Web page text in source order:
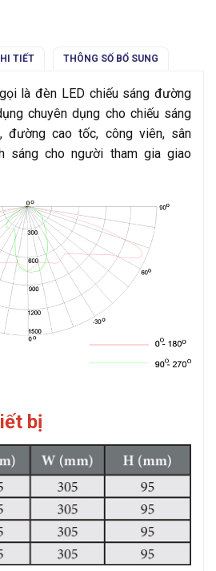
TIẾT THÔNG SỐ BỔ SUNG
là đèn LED chiếu sáng đường
chuyên dụng cho chiếu sáng
đường cao tốc, công viên, sân
sáng cho người tham gia giao
bị